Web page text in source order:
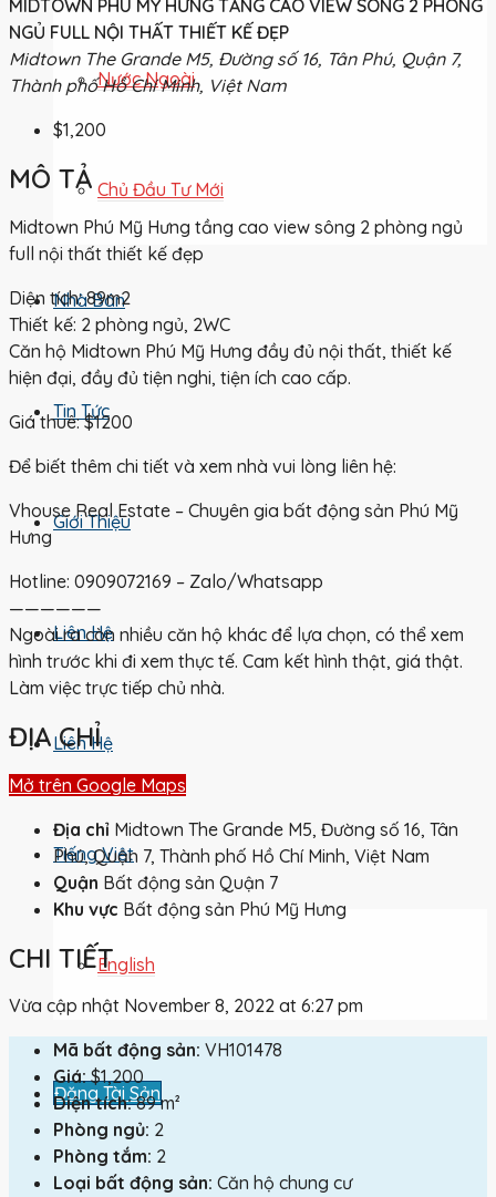
Nước Ngoài
Chủ Đầu Tư Mới
Nhà Bán
Tin Tức
Giới Thiệu
Liên Hệ
Liên Hệ
Tiếng Việt
English
Đăng Tài Sản
MIDTOWN PHÚ MỸ HƯNG TẦNG CAO VIEW SÔNG 2 PHÒNG
NGỦ FULL NỘI THẤT THIẾT KẾ ĐẸP
Midtown The Grande M5, Đường số 16, Tân Phú, Quận 7,
Thành phố Hồ Chí Minh, Việt Nam
$1,200
MÔ TẢ
Midtown Phú Mỹ Hưng tầng cao view sông 2 phòng ngủ
full nội thất thiết kế đẹp
Diện tích: 89m2
Thiết kế: 2 phòng ngủ, 2WC
Căn hộ Midtown Phú Mỹ Hưng đầy đủ nội thất, thiết kế
hiện đại, đầy đủ tiện nghi, tiện ích cao cấp.
Giá thuê: $1200
Để biết thêm chi tiết và xem nhà vui lòng liên hệ:
Vhouse Real Estate – Chuyên gia bất động sản Phú Mỹ
Hưng
Hotline: 0909072169 – Zalo/Whatsapp
——————
Ngoài ra còn nhiều căn hộ khác để lựa chọn, có thể xem
hình trước khi đi xem thực tế. Cam kết hình thật, giá thật.
Làm việc trực tiếp chủ nhà.
ĐỊA CHỈ
Mở trên Google Maps
Địa chỉ Midtown The Grande M5, Đường số 16, Tân
Phú, Quận 7, Thành phố Hồ Chí Minh, Việt Nam
Quận Bất động sản Quận 7
Khu vực Bất động sản Phú Mỹ Hưng
CHI TIẾT
Vừa cập nhật November 8, 2022 at 6:27 pm
Mã bất động sản: VH101478
Giá: $1,200
Diện tích: 89 m²
Phòng ngủ: 2
Phòng tắm: 2
Loại bất động sản: Căn hộ chung cư